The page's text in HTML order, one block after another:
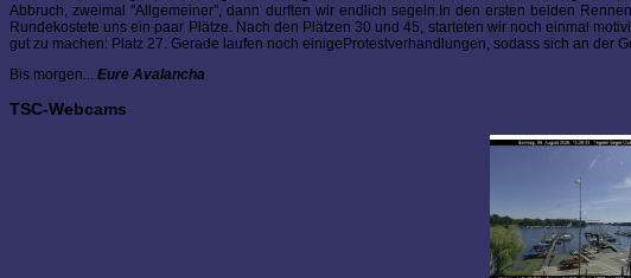
Abbruch, zweimal "Allgemeiner", dann durften wir endlich segeln.In den ersten beiden
Rundekostete uns ein paar Plätze. Nach den Plätzen 30 und 45, starteten wir noch einmal
gut zu machen: Platz 27. Gerade laufen noch einigeProtestverhandlungen, sodass sich an der
Bis morgen... Eure Avalancha
TSC-Webcams